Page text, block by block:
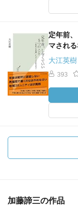
定年前
マされ
大江英樹
393
加藤諦三の作品